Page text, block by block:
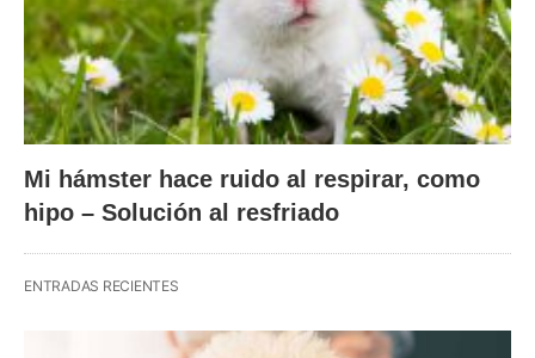
Mi hámster hace ruido al respirar, como
hipo – Solución al resfriado
ENTRADAS RECIENTES